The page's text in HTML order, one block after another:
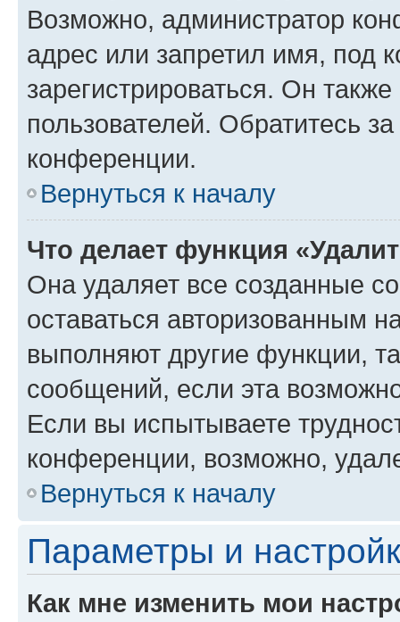
Возможно, администратор
адрес или запретил имя, под
зарегистрироваться. Он
пользователей. Обратитесь
конференции.
Вернуться к началу
Что делает функция
Она удаляет все созданные
оставаться авторизованным
выполняют другие функции,
сообщений, если эта
Если вы испытываете
конференции, возможно,
Вернуться к началу
Параметры и
Как мне изменить мои